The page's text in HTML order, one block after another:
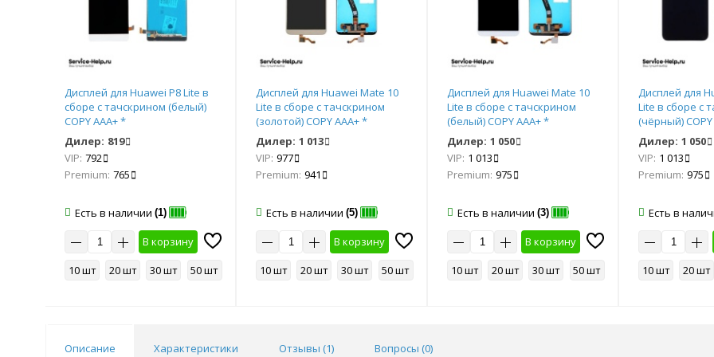
Дисплей для Huawei P8 Lite в
сборе с тачскрином (белый)
COPY AAA+ *
Дилер: 819
VIP: 792
Premium: 765
Есть в наличии (1)
В корзину
10 шт
20 шт 30 шт 50 шт
Дисплей для Huawei Mate 10
Lite в сборе с тачскрином
(золотой) COPY AAA+ *
Дилер: 1 013
VIP: 977
Premium: 941
Есть в наличии (5)
В корзину
10 шт
20 шт 30 шт 50 шт
Дисплей для Huawei Mate 10
Lite в сборе с тачскрином
(белый) COPY AAA+ *
Дилер: 1 050
VIP: 1 013
Premium: 975
Есть в наличии (3)
В корзину
10 шт
20 шт 30 шт 50 шт
Дисплей для
Lite в сборе с
(чёрный)
Дилер: 1 050
VIP: 1 013
Premium: 975
Есть в
10 шт
20 шт
Описание Характеристики Отзывы (1) Вопросы (0)